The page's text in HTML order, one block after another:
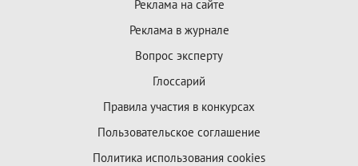
Реклама на сайте
Реклама в журнале
Вопрос эксперту
Глоссарий
Правила участия в конкурсах
Пользовательское соглашение
Политика использования cookies